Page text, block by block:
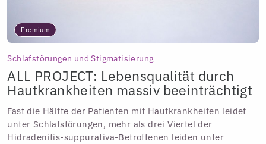
Premium
Schlafstörungen und Stigmatisierung
ALL PROJECT: Lebensqualität durch
Hautkrankheiten massiv beeinträchtigt
Fast die Hälfte der Patienten mit Hautkrankheiten leidet
unter Schlafstörungen, mehr als drei Viertel der
Hidradenitis-suppurativa-Betroffenen leiden unter